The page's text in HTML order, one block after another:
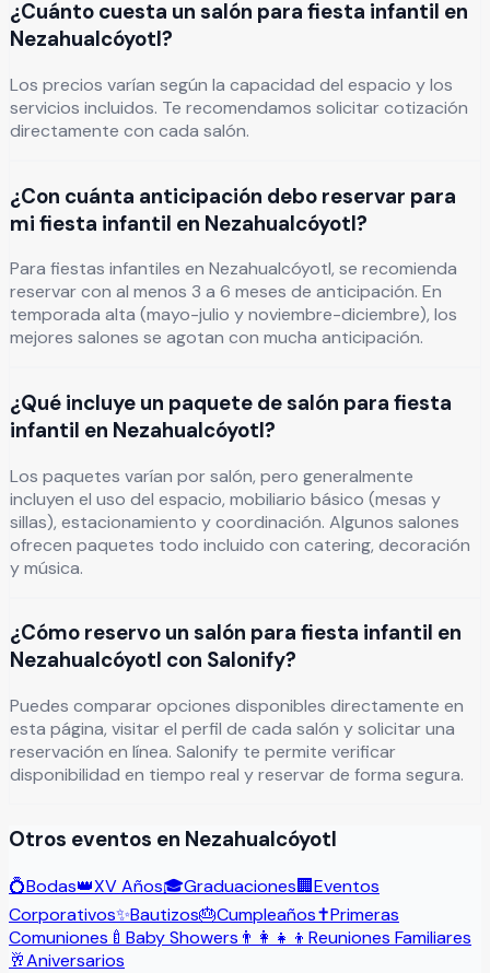
¿Cuánto cuesta un salón para fiesta infantil en
Nezahualcóyotl?
Los precios varían según la capacidad del espacio y los
servicios incluidos. Te recomendamos solicitar cotización
directamente con cada salón.
¿Con cuánta anticipación debo reservar para
mi fiesta infantil en Nezahualcóyotl?
Para fiestas infantiles en Nezahualcóyotl, se recomienda
reservar con al menos 3 a 6 meses de anticipación. En
temporada alta (mayo-julio y noviembre-diciembre), los
mejores salones se agotan con mucha anticipación.
¿Qué incluye un paquete de salón para fiesta
infantil en Nezahualcóyotl?
Los paquetes varían por salón, pero generalmente
incluyen el uso del espacio, mobiliario básico (mesas y
sillas), estacionamiento y coordinación. Algunos salones
ofrecen paquetes todo incluido con catering, decoración
y música.
¿Cómo reservo un salón para fiesta infantil en
Nezahualcóyotl con Salonify?
Puedes comparar opciones disponibles directamente en
esta página, visitar el perfil de cada salón y solicitar una
reservación en línea. Salonify te permite verificar
disponibilidad en tiempo real y reservar de forma segura.
Otros eventos en Nezahualcóyotl
💍Bodas👑XV Años🎓Graduaciones🏢Eventos
Corporativos✨Bautizos🎂Cumpleaños✝️Primeras
Comuniones 🍼 Baby Showers 👨‍👩‍👧‍👦 Reuniones Familiares
🥂Aniversarios